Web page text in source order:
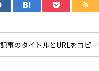
記事のタイトルとURLをコピ